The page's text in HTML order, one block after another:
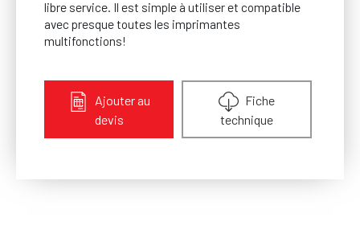
libre service. Il est simple à utiliser et compatible
avec presque toutes les imprimantes
multifonctions!
Fiche
technique
devis